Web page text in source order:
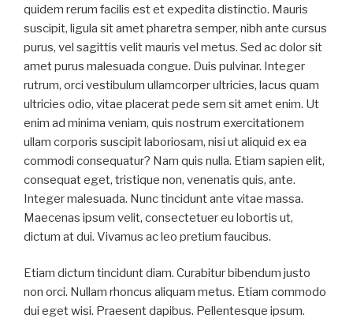
quidem rerum facilis est et expedita distinctio. Mauris
suscipit, ligula sit amet pharetra semper, nibh ante cursus
purus, vel sagittis velit mauris vel metus. Sed ac dolor sit
amet purus malesuada congue. Duis pulvinar. Integer
rutrum, orci vestibulum ullamcorper ultricies, lacus quam
ultricies odio, vitae placerat pede sem sit amet enim. Ut
enim ad minima veniam, quis nostrum exercitationem
ullam corporis suscipit laboriosam, nisi ut aliquid ex ea
commodi consequatur? Nam quis nulla. Etiam sapien elit,
consequat eget, tristique non, venenatis quis, ante.
Integer malesuada. Nunc tincidunt ante vitae massa.
Maecenas ipsum velit, consectetuer eu lobortis ut,
dictum at dui. Vivamus ac leo pretium faucibus.
Etiam dictum tincidunt diam. Curabitur bibendum justo
non orci. Nullam rhoncus aliquam metus. Etiam commodo
dui eget wisi. Praesent dapibus. Pellentesque ipsum.